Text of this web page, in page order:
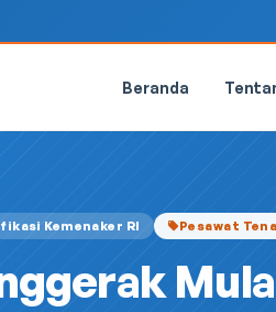
Beranda
Kemenaker RI Pesawat